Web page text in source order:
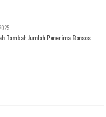
Tambah Jumlah Penerima Bansos